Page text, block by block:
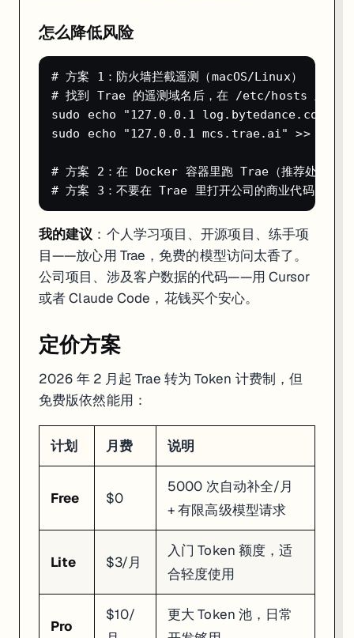
SOLO Mode 改了不该改的文件
用版本回滚功能（History > 选择之前的版本 > Restore）。以后在
自动补全不触发
怎么降低风险
# 方案 1：防火墙拦截遥测（macOS/Linux）
# 找到 Trae 的遥测域名后，在 /etc/hosts 里屏蔽
sudo echo "127.0.0.1 log.bytedance.com"
sudo echo "127.0.0.1 mcs.trae.ai" >> /etc/
# 方案 2：在 Docker 容器里跑 Trae（推荐处理敏感
我的建议 ：个人学习项目、开源项目、练手项
目——放心用 Trae，免费的模型访问太香了。
公司项目、涉及客户数据的代码——用 Cursor
或者 Claude Code，花钱买个安心。
定价方案
2026 年 2 月起 Trae 转为 Token 计费制，但
免费版依然能用：
计划 月费 说明
Free $0
5000 次自动补全/月
+ 有限高级模型请求
Lite $3/月
入门 Token 额度，适
合轻度使用
Pro
$10/
更大 Token 池，日常